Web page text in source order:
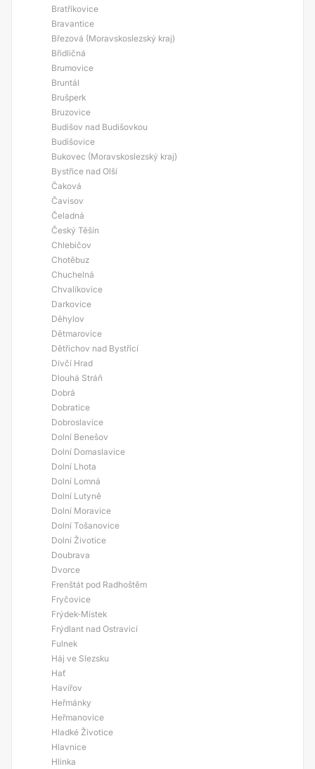
Bratříkovice
Bravantice
Březová (Moravskoslezský kraj)
Břidličná
Brumovice
Bruntál
Brušperk
Bruzovice
Budišov nad Budišovkou
Budišovice
Bukovec (Moravskoslezský kraj)
Bystřice nad Olší
Čaková
Čavisov
Čeladná
Český Těšín
Chlebičov
Chotěbuz
Chuchelná
Chvalíkovice
Darkovice
Děhylov
Dětmarovice
Dětřichov nad Bystřicí
Dívčí Hrad
Dlouhá Stráň
Dobrá
Dobratice
Dobroslavice
Dolní Benešov
Dolní Domaslavice
Dolní Lhota
Dolní Lomná
Dolní Lutyně
Dolní Moravice
Dolní Tošanovice
Dolní Životice
Doubrava
Dvorce
Frenštát pod Radhoštěm
Fryčovice
Frýdek-Místek
Frýdlant nad Ostravicí
Fulnek
Háj ve Slezsku
Hať
Havířov
Heřmánky
Heřmanovice
Hladké Životice
Hlavnice
Hlinka